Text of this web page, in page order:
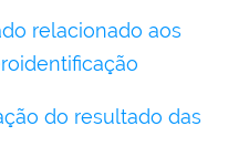
relacionado aos
do resultado das